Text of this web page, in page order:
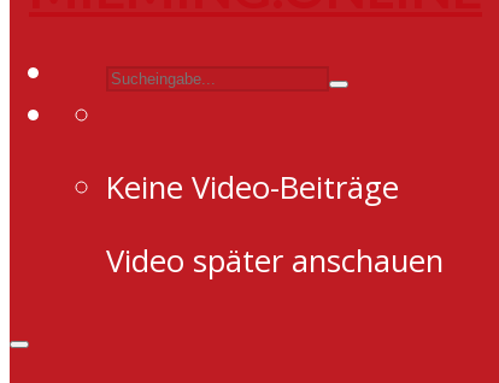
Keine Video-Beiträge
Video später anschauen